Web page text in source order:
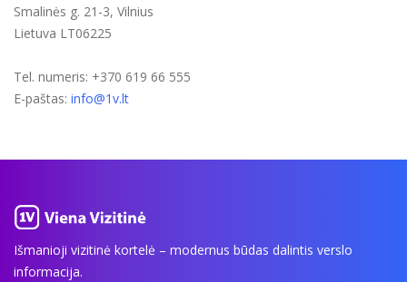
Smalinės g. 21-3, Vilnius
Lietuva LT06225
Tel. numeris: +370 619 66 555
E-paštas: info@1v.lt
Išmanioji vizitinė kortelė – modernus būdas dalintis verslo
informacija.